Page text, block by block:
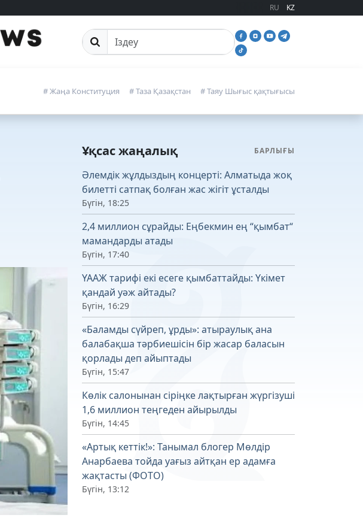
RU KZ
Сайттан іздеу
# Жаңа Конституция # Таза Қазақстан # Таяу Шығыс қақтығысы
Ұқсас жаңалық БАРЛЫҒЫ
Әлемдік жұлдыздың концерті: Алматыда жоқ
билетті сатпақ болған жас жігіт ұсталды
Бүгін, 18:25
2,4 миллион сұрайды: Еңбекмин ең “қымбат“
мамандарды атады
Бүгін, 17:40
ҮААЖ тарифі екі есеге қымбаттайды: Үкімет
қандай уәж айтады?
Бүгін, 16:29
«Баламды сүйреп, ұрды»: атыраулық ана
балабақша тәрбиешісін бір жасар баласын
қорлады деп айыптады
Бүгін, 15:47
Көлік салонынан сіріңке лақтырған жүргізуші
1,6 миллион теңгеден айырылды
Бүгін, 14:45
«Артық кеттік!»: Танымал блогер Мөлдір
Анарбаева тойда уағыз айтқан ер адамға
жақтасты (ФОТО)
Бүгін, 13:12